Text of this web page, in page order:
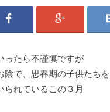
ったら不謹慎ですが
陰で、思春期の子供たちを
られているこの３月